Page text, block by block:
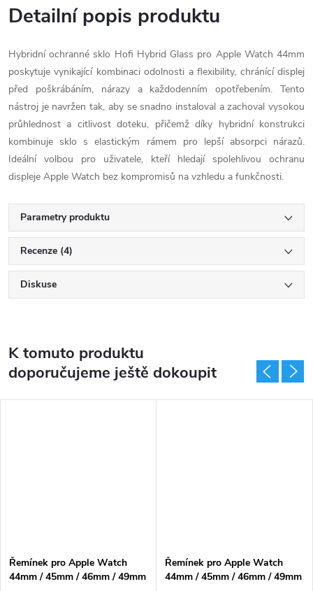
Detailní popis produktu
Hybridní ochranné sklo Hofi Hybrid Glass pro Apple Watch 44mm
poskytuje vynikající kombinaci odolnosti a flexibility, chránící displej
před poškrábáním, nárazy a každodenním opotřebením. Tento
nástroj je navržen tak, aby se snadno instaloval a zachoval vysokou
průhlednost a citlivost doteku, přičemž díky hybridní konstrukci
kombinuje sklo s elastickým rámem pro lepší absorpci nárazů.
Ideální volbou pro uživatele, kteří hledají spolehlivou ochranu
displeje Apple Watch bez kompromisů na vzhledu a funkčnosti.
Parametry produktu
Recenze (4)
Diskuse
K tomuto produktu
doporučujeme ještě dokoupit
Řemínek pro Apple Watch
44mm / 45mm / 46mm / 49mm
Řemínek pro Apple Watch
44mm / 45mm / 46mm / 49mm